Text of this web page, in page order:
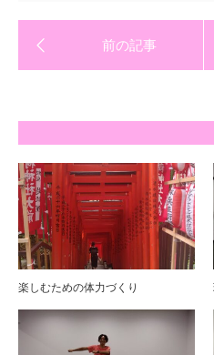
楽しむための体力づくり